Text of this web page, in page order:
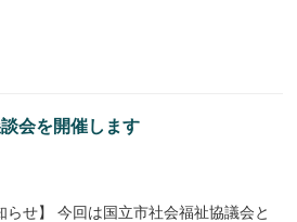
会を開催します
らせ】 今回は国立市社会福祉協議会と